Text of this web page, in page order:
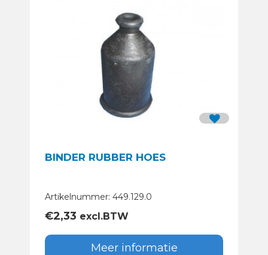
BINDER RUBBER HOES
Artikelnummer: 449.129.0
€2,33 excl.BTW
Meer informatie